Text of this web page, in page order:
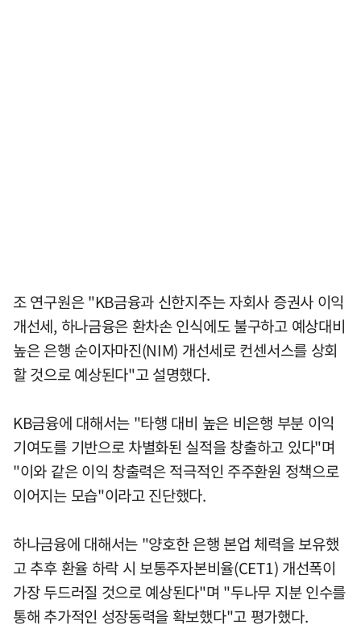
조 연구원은 "KB금융과 신한지주는 자회사 증권사 이익
개선세, 하나금융은 환차손 인식에도 불구하고 예상대비
높은 은행 순이자마진(NIM) 개선세로 컨센서스를 상회
할 것으로 예상된다"고 설명했다.
KB금융에 대해서는 "타행 대비 높은 비은행 부분 이익
기여도를 기반으로 차별화된 실적을 창출하고 있다"며
"이와 같은 이익 창출력은 적극적인 주주환원 정책으로
이어지는 모습"이라고 진단했다.
하나금융에 대해서는 "양호한 은행 본업 체력을 보유했
고 추후 환율 하락 시 보통주자본비율(CET1) 개선폭이
가장 두드러질 것으로 예상된다"며 "두나무 지분 인수를
통해 추가적인 성장동력을 확보했다"고 평가했다.